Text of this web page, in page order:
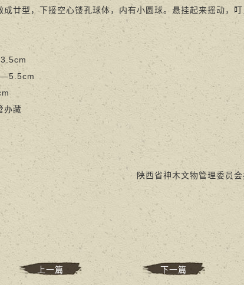
型，下接空心镂孔球体，内有小圆球。悬挂起来摇动，叮
藏
陕西省神木文物管理委员
上一篇 下一篇